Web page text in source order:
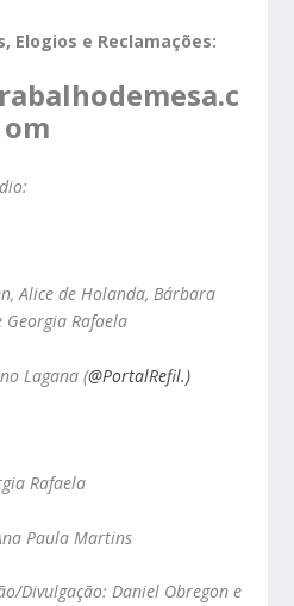
Elogios e Reclamações:
om
Alice de Holanda, Bárbara
Georgia Rafaela
Lagana (@PortalRefil.)
Rafaela
Paula Martins
Divulgação: Daniel Obregon e